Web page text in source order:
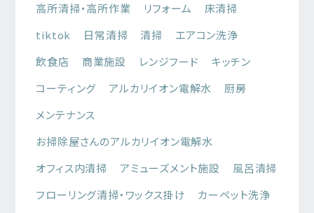
高所清掃・高所作業
リフォーム
床清掃
tiktok
日常清掃 清掃
エアコン洗浄
飲食店
商業施設 レンジフード
キッチン
コーティング
アルカリイオン電解水
厨房
メンテナンス
お掃除屋さんのアルカリイオン電解水
オフィス内清掃
アミューズメント施設
風呂清掃
フローリング清掃・ワックス掛け
カーペット洗浄